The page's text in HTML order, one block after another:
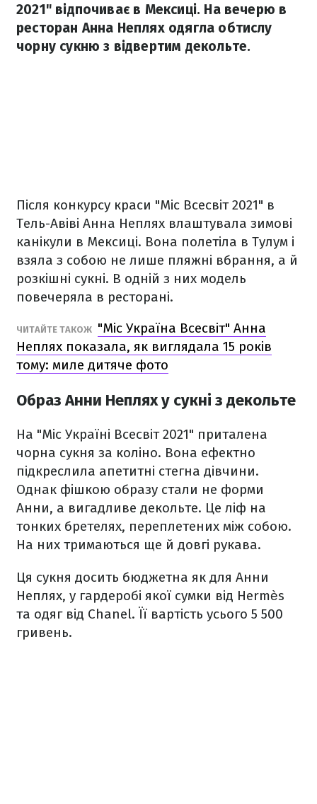
2021" відпочиває в Мексиці. На вечерю в
ресторан Анна Неплях одягла обтислу
чорну сукню з відвертим декольте.
Після конкурсу краси "Міс Всесвіт 2021" в
Тель-Авіві Анна Неплях влаштувала зимові
канікули в Мексиці. Вона полетіла в Тулум і
взяла з собою не лише пляжні вбрання, а й
розкішні сукні. В одній з них модель
повечеряла в ресторані.
ЧИТАЙТЕ ТАКОЖ "Міс Україна Всесвіт" Анна
Неплях показала, як виглядала 15 років
тому: миле дитяче фото
Образ Анни Неплях у сукні з декольте
На "Міс Україні Всесвіт 2021" приталена
чорна сукня за коліно. Вона ефектно
підкреслила апетитні стегна дівчини.
Однак фішкою образу стали не форми
Анни, а вигадливе декольте. Це ліф на
тонких бретелях, переплетених між собою.
На них тримаються ще й довгі рукава.
Ця сукня досить бюджетна як для Анни
Неплях, у гардеробі якої сумки від Hermès
та одяг від Chanel. Її вартість усього 5 500
гривень.